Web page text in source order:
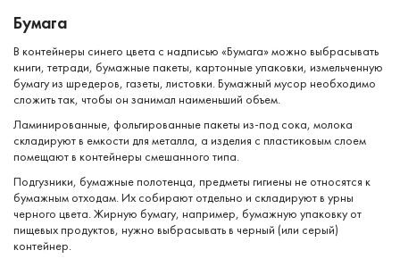
Бумага
В контейнеры синего цвета с надписью «Бумага» можно выбрасывать
книги, тетради, бумажные пакеты, картонные упаковки, измельченную
бумагу из шредеров, газеты, листовки. Бумажный мусор необходимо
сложить так, чтобы он занимал наименьший объем.
Ламинированные, фольгированные пакеты из-под сока, молока
складируют в емкости для металла, а изделия с пластиковым слоем
помещают в контейнеры смешанного типа.
Подгузники, бумажные полотенца, предметы гигиены не относятся к
бумажным отходам. Их собирают отдельно и складируют в урны
черного цвета. Жирную бумагу, например, бумажную упаковку от
пищевых продуктов, нужно выбрасывать в черный (или серый)
контейнер.